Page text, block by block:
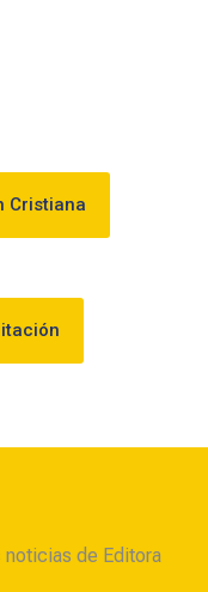
Cristiana
noticias de Editora